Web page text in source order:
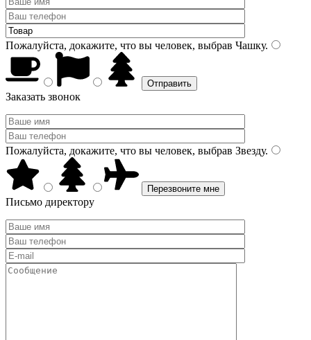
Пожалуйста, докажите, что вы человек, выбрав Чашку.
Заказать звонок
Пожалуйста, докажите, что вы человек, выбрав Звезду.
Письмо директору